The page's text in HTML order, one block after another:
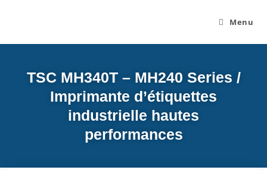
Menu
TSC MH340T – MH240 Series /
Imprimante d’étiquettes
industrielle hautes
performances